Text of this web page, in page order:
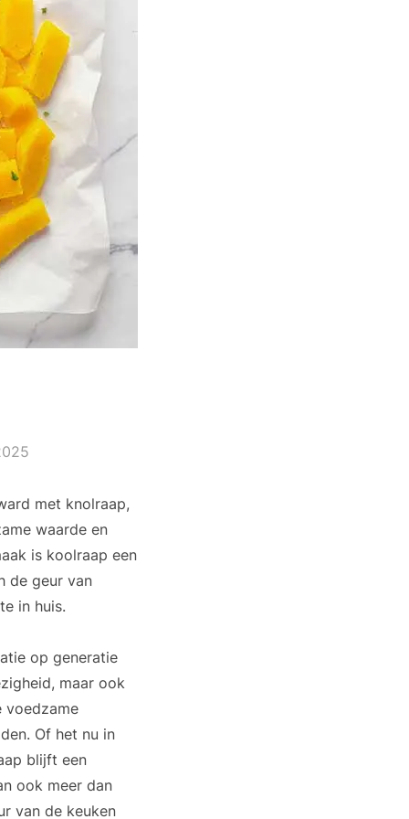
met knolraap,
waarde en
is koolraap een
de geur van
in huis.
op generatie
maar ook
voedzame
Of het nu in
blijft een
ook meer dan
van de keuken